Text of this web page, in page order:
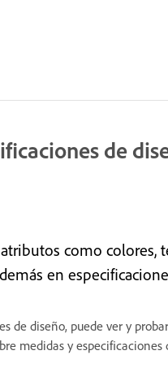
de
como colores,
en
de diseño, puede ver y
medidas y especificaciones